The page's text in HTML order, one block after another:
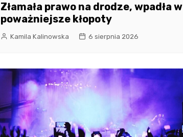
Złamała prawo na drodze, wpadła w
poważniejsze kłopoty
Kamila Kalinowska 6 sierpnia 2026